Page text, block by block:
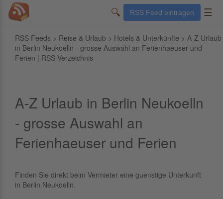
🔍 RSS Feed eintragen ☰
RSS Feeds > Reise & Urlaub > Hotels & Unterkünfte > A-Z Urlaub
in Berlin Neukoelln - grosse Auswahl an Ferienhaeuser und
Ferien | RSS Verzeichnis
A-Z Urlaub in Berlin Neukoelln
- grosse Auswahl an
Ferienhaeuser und Ferien
Finden Sie direkt beim Vermieter eine guenstige Unterkunft
in Berlin Neukoelln.